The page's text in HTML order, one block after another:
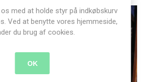
med at holde styr på indkøbskurv
Ved at benytte vores hjemmeside,
du brug af cookies.
OK